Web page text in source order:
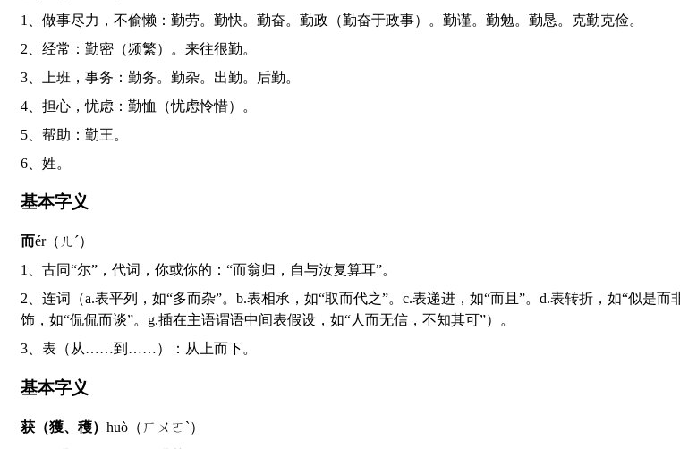
1、做事尽力，不偷懒：勤劳。勤快。勤奋。勤政（勤奋于政事）。勤谨。勤勉。勤恳。克勤克俭。
2、经常：勤密（频繁）。来往很勤。
3、上班，事务：勤务。勤杂。出勤。后勤。
4、担心，忧虑：勤恤（忧虑怜惜）。
5、帮助：勤王。
6、姓。
基本字义
而ér（ㄦˊ）
1、古同“尔”，代词，你或你的：“而翁归，自与汝复算耳”。
2、连词（a.表平列，如“多而杂”。b.表相承，如“取而代之”。c.表递进，如“而且”。d.表转折，如“似是而非”。e.连接肯定和否定表互为补充，如“浓而不烈”。f.连接状语和中心词表修
饰，如“侃侃而谈”。g.插在主语谓语中间表假设，如“人而无信，不知其可”）。
3、表（从……到……）：从上而下。
基本字义
获（獲、穫） huò（ㄏㄨㄛˋ）